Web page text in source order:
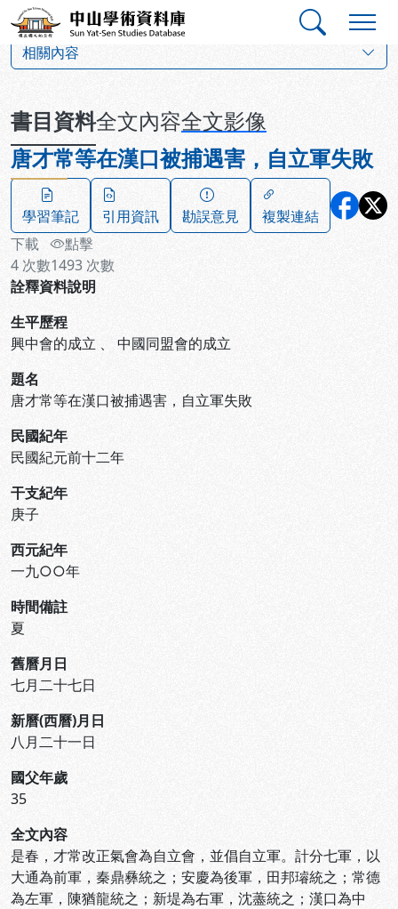
跳到主要內容
中山學術資料庫
相關內容
書目資料全文內容全文影像
唐才常等在漢口被捕遇害，自立軍失敗
學習筆記 引用資訊 勘誤意見
複製連結
下載
4 次數
點擊
1493 次數
詮釋資料說明
生平歷程
興中會的成立 、 中國同盟會的成立
題名
唐才常等在漢口被捕遇害，自立軍失敗
民國紀年
民國紀元前十二年
干支紀年
庚子
西元紀年
一九○○年
時間備註
夏
舊曆月日
七月二十七日
新曆(西曆)月日
八月二十一日
國父年歲
35
全文內容
是春，才常改正氣會為自立會，並倡自立軍。計分七軍，以
大通為前軍，秦鼎彝統之；安慶為後軍，田邦璿統之；常德
為左軍，陳猶龍統之；新堤為右軍，沈藎統之；漢口為中